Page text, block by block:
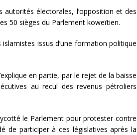
autorités électorales, l’opposition et des
50 sièges du Parlement koweïtien.
issus d’une formation politique
en partie, par le rejet de la baisse
au recul des revenus pétroliers
le Parlement pour protester contre
de participer à ces législatives après la